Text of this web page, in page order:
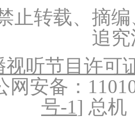
止转载、摘
追
视听节目许可
网安备：
号-1] 总机